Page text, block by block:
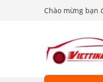
Chào mừng bạn